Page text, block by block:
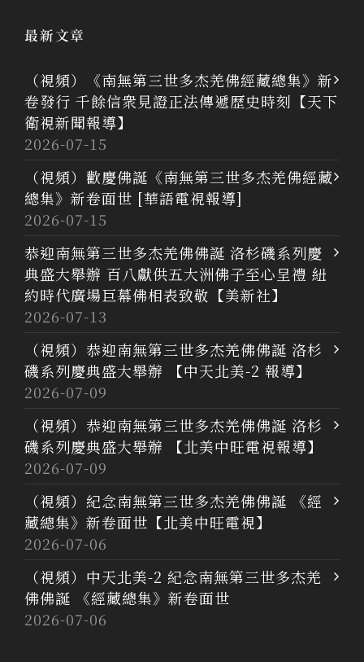
最新文章
（視頻）《南無第三世多杰羌佛經藏總集》新
卷發行 千餘信衆見證正法傳遞歷史時刻【天下
衛視新聞報導】
2026-07-15
（視頻）歡慶佛誕《南無第三世多杰羌佛經藏
總集》新卷面世 [華語電視報導]
2026-07-15
恭迎南無第三世多杰羌佛佛誕 洛杉磯系列慶
典盛大舉辦 百八獻供五大洲佛子至心呈禮 紐
約時代廣場巨幕佛相表致敬【美新社】
2026-07-13
（視頻）恭迎南無第三世多杰羌佛佛誕 洛杉
磯系列慶典盛大舉辦 【中天北美-2 報導】
2026-07-09
（視頻）恭迎南無第三世多杰羌佛佛誕 洛杉
磯系列慶典盛大舉辦 【北美中旺電視報導】
2026-07-09
（視頻）紀念南無第三世多杰羌佛佛誕 《經
藏總集》新卷面世【北美中旺電視】
2026-07-06
（視頻）中天北美-2 紀念南無第三世多杰羌
佛佛誕 《經藏總集》新卷面世
2026-07-06